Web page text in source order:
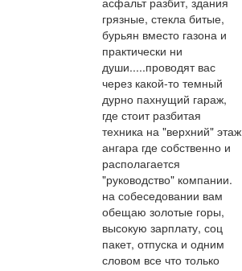
грязные, стекла битые,
бурьян вместо газона и
практически ни
души.....проводят вас
через какой-то темный
дурно пахнущий гараж,
где стоит разбитая
техника на "верхний" этаж
ангара где собственно и
располагается
"руководство" компании.
на собеседовании вам
обещаю золотые горы,
высокую зарплату, соц
пакет, отпуска и одним
словом все что только